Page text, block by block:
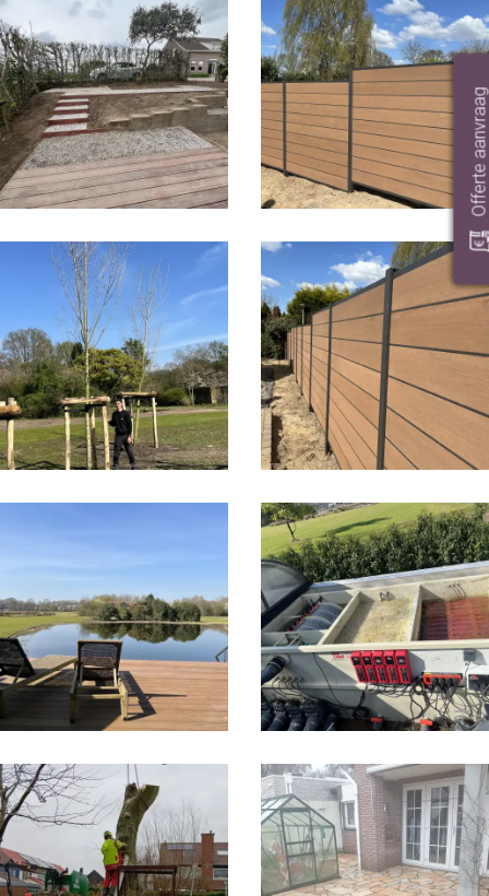
Offerte aanvraag